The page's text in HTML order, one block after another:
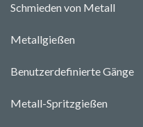
Schmieden von Metall
Metallgießen
Benutzerdefinierte Gänge
Metall-Spritzgießen